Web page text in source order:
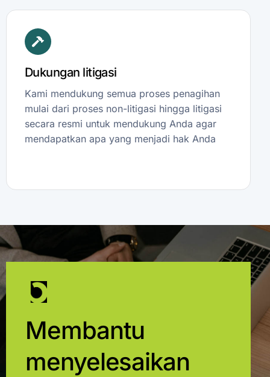
Dukungan litigasi
Kami mendukung semua proses penagihan
mulai dari proses non-litigasi hingga litigasi
secara resmi untuk mendukung Anda agar
mendapatkan apa yang menjadi hak Anda
Membantu
menyelesaikan